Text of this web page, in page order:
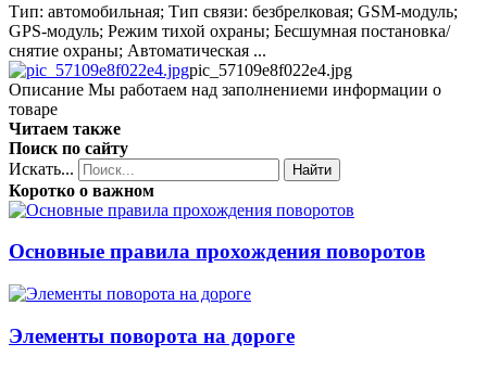
Тип: автомобильная; Тип связи: безбрелковая; GSM-модуль;
GPS-модуль; Режим тихой охраны; Бесшумная постановка/
снятие охраны; Автоматическая ...
pic_57109e8f022e4.jpg
Описание Мы работаем над заполнениеми информации о
товаре
Читаем также
Поиск по сайту
Искать...
Найти
Коротко о важном
Основные правила прохождения поворотов
Элементы поворота на дороге